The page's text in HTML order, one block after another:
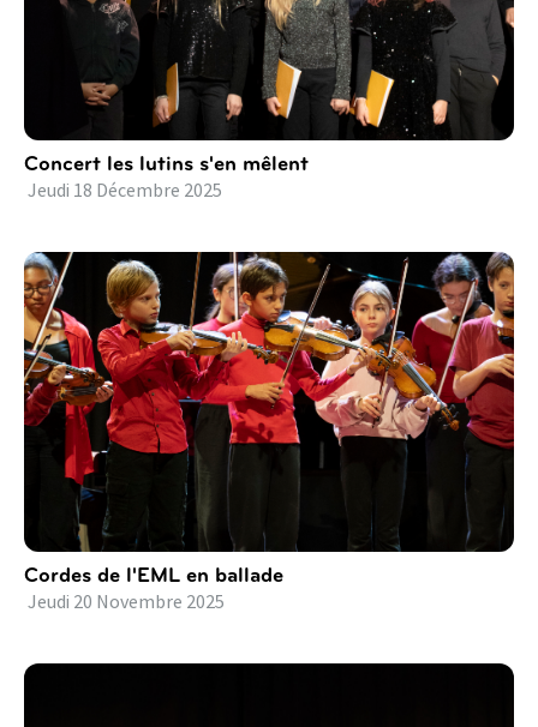
Concert les lutins s'en mêlent
Jeudi 18 Décembre 2025
Cordes de l'EML en ballade
Jeudi 20 Novembre 2025